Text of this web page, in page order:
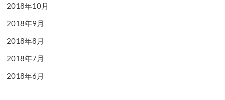
2018年10月
2018年9月
2018年8月
2018年7月
2018年6月